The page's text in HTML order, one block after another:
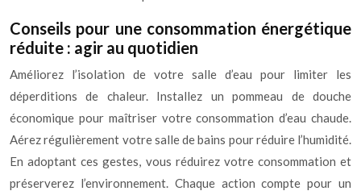
Conseils pour une consommation énergétique
réduite : agir au quotidien
Améliorez l’isolation de votre salle d’eau pour limiter les
déperditions de chaleur. Installez un pommeau de douche
économique pour maîtriser votre consommation d’eau chaude.
Aérez régulièrement votre salle de bains pour réduire l’humidité.
En adoptant ces gestes, vous réduirez votre consommation et
préserverez l’environnement. Chaque action compte pour un